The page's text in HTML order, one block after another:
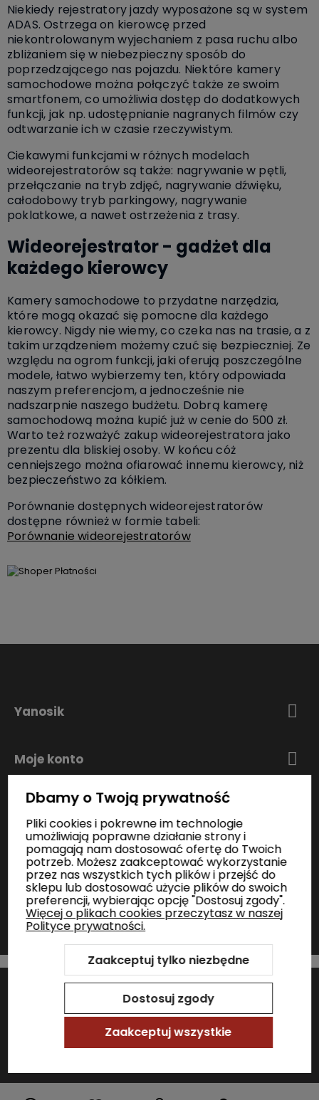
Niekiedy rejestratory jazdy wyposażone są w system
ADAS. Ostrzega on kierowcę przed
niekontrolowanym wyjechaniem z pasa ruchu albo
zbliżaniem się w niebezpieczny sposób do
poprzedzającego nas pojazdu. Niektóre kamery
samochodowe można połączyć także ze swoim
smartfonem, co umożliwia dostęp do dodatkowych
funkcji, jak np. udostępnianie nagranych filmów czy
odtwarzanie ich w czasie rzeczywistym.
Ciekawymi funkcjami w różnych modelach
wideorejestratorów są także: nagrywanie w pętli,
przełączanie na tryb zdjęć, nagrywanie dźwięku,
całodobowy tryb parkingowy, nagrywanie
poklatkowe, a nawet ostrzeżenia z trasy.
Wideorejestrator - gadżet dla
każdego kierowcy
Kamery samochodowe to przydatne narzędzia,
które mogą okazać się pomocne dla każdego
kierowcy. Nigdy nie wiemy, co czeka nas na trasie, a z
takim urządzeniem możemy czuć się bezpieczniej. Ze
względu na ogrom funkcji, jaki oferują poszczególne
modele, łatwo wybierzemy ten, który odpowiada
naszym preferencjom, a jednocześnie nie
nadszarpnie naszego budżetu. Dobrą kamerę
samochodową można kupić już w cenie do 500 zł.
Warto też rozważyć zakup wideorejestratora jako
prezentu dla bliskiej osoby. W końcu cóż
cenniejszego można ofiarować innemu kierowcy, niż
bezpieczeństwo za kółkiem.
Porównanie dostępnych wideorejestratorów
dostępne również w formie tabeli:
Porównanie wideorejestratorów
Yanosik
Moje konto
Zakupy
Informacje
Kontakt
Szablon Shoper Modern 3.0™od GrowCommerce
Sklep internetowy Shoper Premium
Dbamy o Twoją prywatność
Pliki cookies i pokrewne im technologie
umożliwiają poprawne działanie strony i
pomagają nam dostosować ofertę do Twoich
potrzeb. Możesz zaakceptować wykorzystanie
przez nas wszystkich tych plików i przejść do
sklepu lub dostosować użycie plików do swoich
preferencji, wybierając opcję "Dostosuj zgody".
Więcej o plikach cookies przeczytasz w naszej
Polityce prywatności.
Zaakceptuj tylko niezbędne
Dostosuj zgody
Zaakceptuj wszystkie